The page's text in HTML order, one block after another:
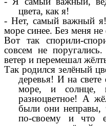
цвета, как я!
- Нет, самый важный
море синее. Без меня не
Вот так спорили-
совсем не
ветер и перемешал
Так родился зелёный
деревья! И на
море, и
разноцветное! А
были они
по-своему и что